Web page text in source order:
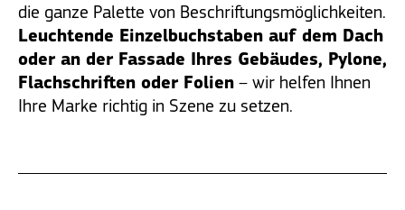
die ganze Palette von Beschriftungsmöglichkeiten.
Leuchtende Einzelbuchstaben auf dem Dach
oder an der Fassade Ihres Gebäudes, Pylone,
Flachschriften oder Folien– wir helfen Ihnen
Ihre Marke richtig in Szene zu setzen.